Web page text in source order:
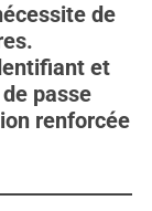
de
et
passe
renforcée